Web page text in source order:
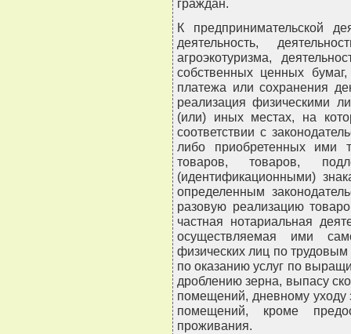
граждан.
К предпринимательской
деятельность,
агроэкотуризма,
собственных ценных
платежа или сохранения
реализация физическими
(или) иных местах, на
соответствии с
либо приобретенных ими
товаров, товаров,
(идентификационными)
определенным
разовую реализацию
частная нотариальная
осуществляемая ими
физических лиц по
по оказанию услуг по
дроблению зерна, выпасу
помещений, дневному
помещений, кроме
проживания.